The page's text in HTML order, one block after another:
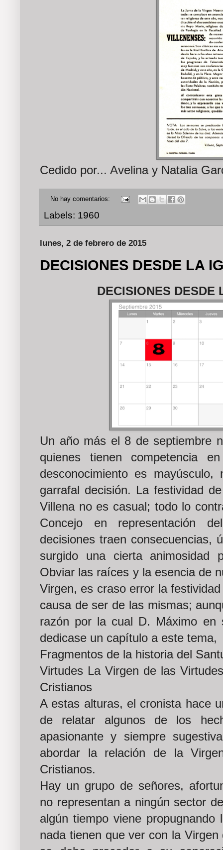
Cedido por... Avelina y Natalia
No hay comentarios:
Labels: 1960
lunes, 2 de febrero de 2015
DECISIONES DESDE LA
DECISIONES
Un año más el 8 de septiembre
quienes tienen competencia
desconocimiento es
garrafal decisión. La festividad
Villena no es casual; todo lo
Concejo en representación
decisiones traen consecuencias,
surgido una cierta animosidad
Obviar las raíces y la esencia de
Virgen, es craso error la
causa de ser de las mismas;
razón por la cual D. Máximo en
dedicase un capítulo a este tema,
Fragmentos de la historia del
Virtudes La Virgen de las
Cristianos
A estas alturas, el cronista hace
de relatar algunos de los
apasionante y siempre
abordar la relación de la
Cristianos.
Hay un grupo de señores,
no representan a ningún sector
algún tiempo viene
nada tienen que ver con la